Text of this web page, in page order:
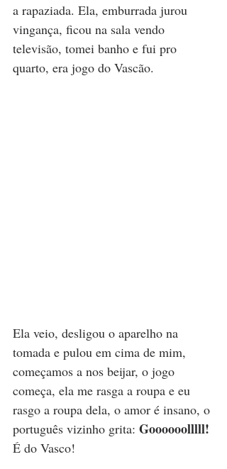
a rapaziada. Ela, emburrada jurou
vingança, ficou na sala vendo
televisão, tomei banho e fui pro
quarto, era jogo do Vascão.
Ela veio, desligou o aparelho na
tomada e pulou em cima de mim,
começamos a nos beijar, o jogo
começa, ela me rasga a roupa e eu
rasgo a roupa dela, o amor é insano, o
português vizinho grita: Goooooolllll!
É do Vasco!